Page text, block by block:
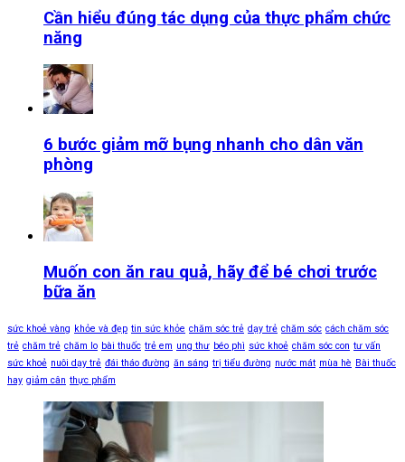
Cần hiểu đúng tác dụng của thực phẩm chức
năng
6 bước giảm mỡ bụng nhanh cho dân văn
phòng
Muốn con ăn rau quả, hãy để bé chơi trước
bữa ăn
sức khoẻ vàng khỏe và đẹp tin sức khỏe chăm sóc trẻ dạy trẻ chăm sóc cách chăm sóc
trẻ chăm trẻ chăm lo bài thuốc trẻ em ung thư béo phì sức khoẻ chăm sóc con tư vấn
sức khoẻ nuôi dạy trẻ đái tháo đường ăn sáng trị tiểu đường nước mát mùa hè Bài thuốc
hay giảm cân thực phẩm